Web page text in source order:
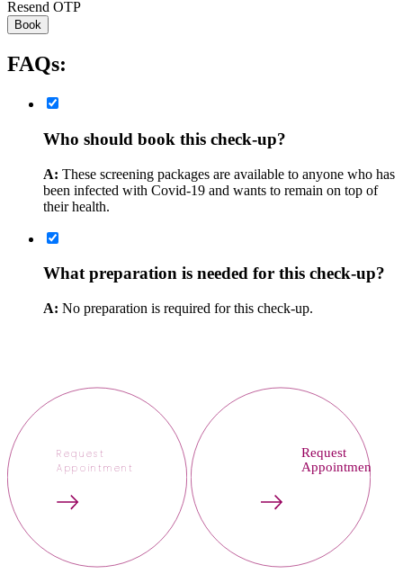
Resend OTP
Book
FAQs:
Who should book this check-up?
A: These screening packages are available to anyone who has
been infected with Covid-19 and wants to remain on top of
their health.
What preparation is needed for this check-up?
A: No preparation is required for this check-up.
Request
Appointment
Request
Appointment